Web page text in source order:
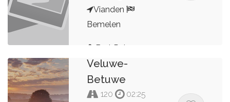
Vianden
Bemelen
Bert Peters
Veluwe-
Betuwe
120
02:25